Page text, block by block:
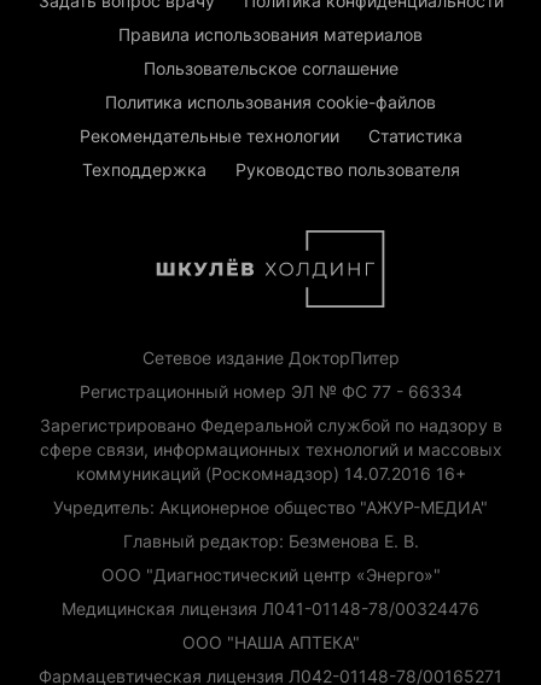
Правила использования материалов
Пользовательское соглашение
Политика использования cookie-файлов
Рекомендательные технологии
Статистика
Техподдержка
Руководство пользователя
Сетевое издание ДокторПитер
Регистрационный номер ЭЛ № ФС 77 - 66334
Зарегистрировано Федеральной службой по надзору в
сфере связи, информационных технологий и массовых
коммуникаций (Роскомнадзор) 14.07.2016 16+
Учредитель: Акционерное общество "АЖУР-МЕДИА"
Главный редактор: Безменова Е. В.
ООО "Диагностический центр «Энерго»"
Медицинская лицензия Л041-01148-78/00324476
ООО "НАША АПТЕКА"
Фармацевтическая лицензия Л042-01148-78/00165271